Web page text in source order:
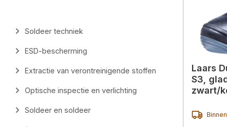
Soldeer techniek
ESD-bescherming
Extractie van verontreinigende stoffen
Optische inspectie en verlichting
Soldeer en soldeer
Laars
S3,
zwart/